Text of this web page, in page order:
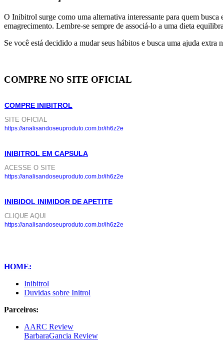
O Inibitrol surge como uma alternativa interessante para quem
emagrecimento. Lembre-se sempre de associá-lo a uma dieta
Se você está decidido a mudar seus hábitos e busca uma ajuda
COMPRE NO SITE OFICIAL
COMPRE INIBITROL
SITE OFICIAL
https://analisandoseuproduto.com.br/ih6z2e
INIBITROL EM CAPSULA
ACESSE O SITE
https://analisandoseuproduto.com.br/ih6z2e
INIBIDOL INIMIDOR DE APETITE
CLIQUE AQUI
https://analisandoseuproduto.com.br/ih6z2e
HOME:
Inibitrol
Duvidas sobre Initrol
Parceiros:
AARC Review
BarbaraGancia Review